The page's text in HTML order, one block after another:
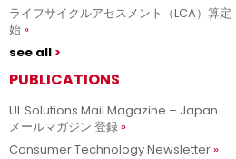
ライフサイクルアセスメント（LCA）算
始
see all
PUBLICATIONS
UL Solutions Mail Magazine – Japan
メールマガジン 登録
Consumer Technology Newsletter